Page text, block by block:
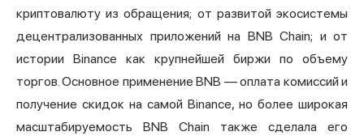
криптовалюту из обращения; от развитой экосистемы
децентрализованных приложений на BNB Chain; и от
истории Binance как крупнейшей биржи по объему
торгов. Основное применение BNB — оплата комиссий и
получение скидок на самой Binance, но более широкая
масштабируемость BNB Chain также сделала его